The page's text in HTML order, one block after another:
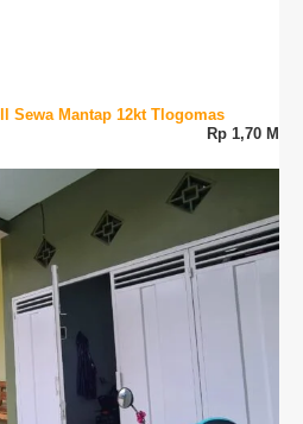
Sewa Mantap 12kt Tlogomas
Rp 1,70 M